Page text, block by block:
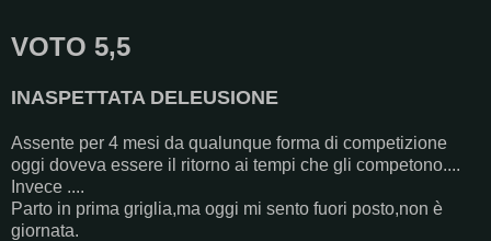
VOTO 5,5
INASPETTATA DELEUSIONE
Assente per 4 mesi da qualunque forma di competizione
oggi doveva essere il ritorno ai tempi che gli competono....
Invece ....
Parto in prima griglia,ma oggi mi sento fuori posto,non è
giornata.